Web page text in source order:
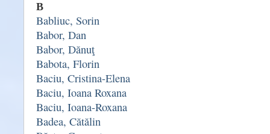
B
Babliuc, Sorin
Babor, Dan
Babor, Dănuţ
Babota, Florin
Baciu, Cristina-Elena
Baciu, Ioana Roxana
Baciu, Ioana-Roxana
Badea, Cătălin